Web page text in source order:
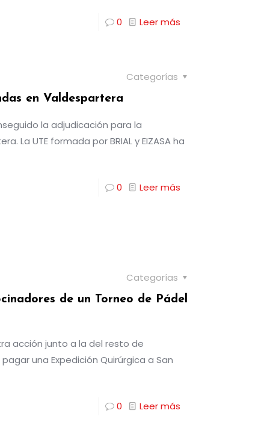
0 Leer más
Categorías
en Valdespartera
la adjudicación para la
La UTE formada por BRIAL y EIZASA ha
0 Leer más
Categorías
de un Torneo de Pádel
acción junto a la del resto de
una Expedición Quirúrgica a San
0 Leer más